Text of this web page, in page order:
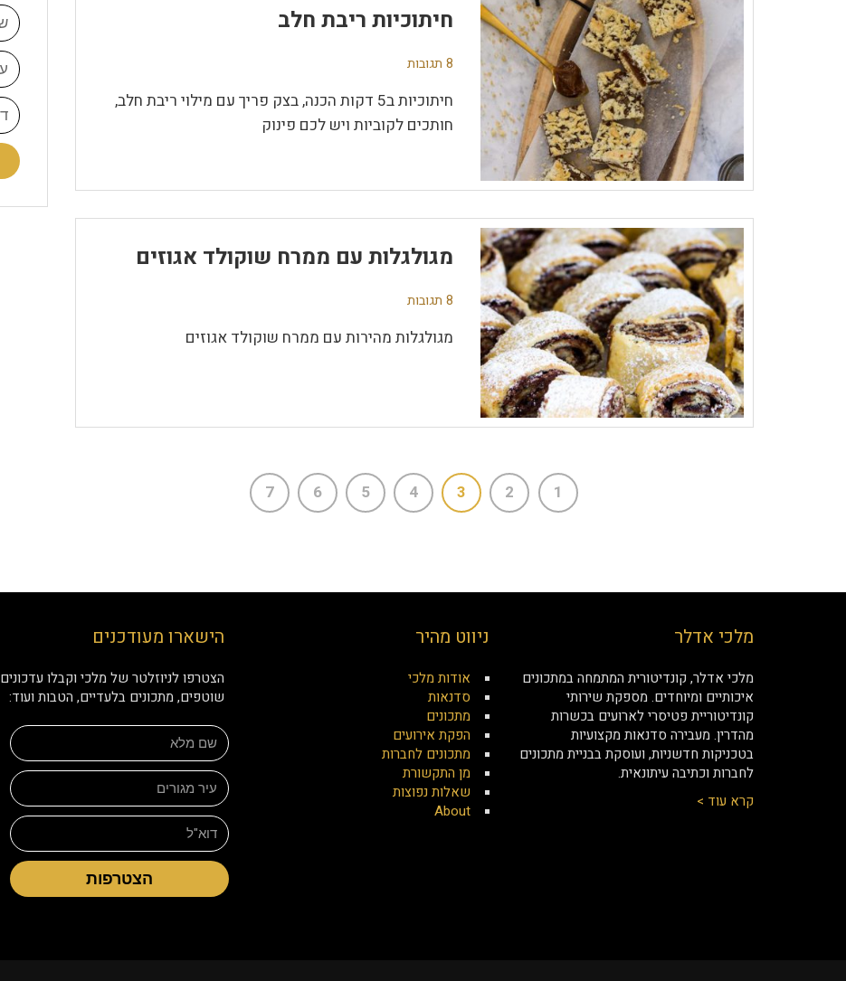
חיתוכיות ריבת חלב
8 תגובות
חיתוכיות ב5 דקות הכנה, בצק פריך עם מילוי ריבת חלב,
חותכים לקוביות ויש לכם פינוק
מגולגלות עם ממרח שוקולד אגוזים
8 תגובות
מגולגלות מהירות עם ממרח שוקולד אגוזים
1
2
3
4
5
6
7
מלכי אדלר
מלכי אדלר, קונדיטורית המתמחה במתכונים
איכותיים ומיוחדים. מספקת שירותי
קונדיטוריית פטיסרי לארועים בכשרות
מהדרין. מעבירה סדנאות מקצועיות
בטכניקות חדשניות, ועוסקת בבניית מתכונים
לחברות וכתיבה עיתונאית.
קרא עוד >
ניווט מהיר
אודות מלכי
סדנאות
מתכונים
הפקת אירועים
מתכונים לחברות
מן התקשורת
שאלות נפוצות
About
הישארו מעודכנים
הצטרפו לניוזלטר של מלכי וקבלו עדכונים
שוטפים, מתכונים בלעדיים, הטבות ועוד:
הצטרפות